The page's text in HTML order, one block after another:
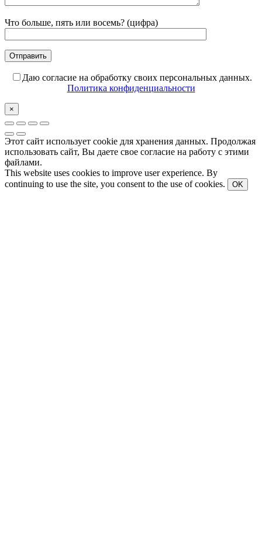
Что больше, пять или восемь? (цифра)
Даю согласие на обработку своих персональных данных.
Политика конфиденциальности
×
Этот сайт использует cookie для хранения данных. Продолжая
использовать сайт, Вы даете свое согласие на работу с этими
файлами.
This website uses cookies to improve user experience. By
continuing to use the site, you consent to the use of cookies.
OK